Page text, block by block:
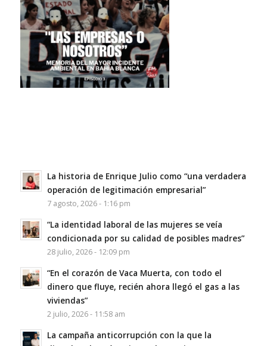
La historia de Enrique Julio como “una verdadera
operación de legitimación empresarial”
7 agosto, 2026 - 1:16 pm
“La identidad laboral de las mujeres se veía
condicionada por su calidad de posibles madres”
28 julio, 2026 - 12:09 pm
“En el corazón de Vaca Muerta, con todo el
dinero que fluye, recién ahora llegó el gas a las
viviendas”
2 julio, 2026 - 11:58 am
La campaña anticorrupción con la que la